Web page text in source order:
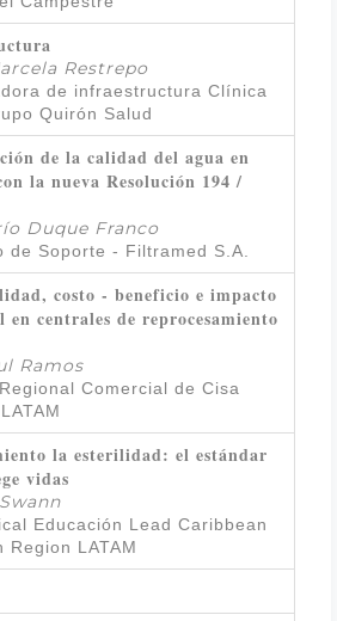
Restrepo
de infraestructura Clínica
Quirón Salud
de la calidad del agua en
la nueva Resolución 194 /
Duque Franco
de Soporte - Filtramed S.A.
costo - beneficio e impacto
en centrales de reprocesamiento
Ramos
Comercial de Cisa
la esterilidad: el estándar
vidas
Educación Lead Caribbean
Region LATAM